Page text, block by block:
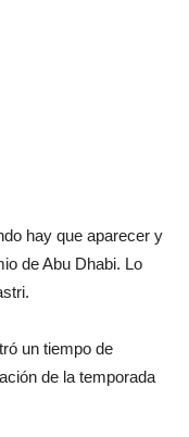
hay que aparecer y
de Abu Dhabi. Lo
un tiempo de
de la temporada